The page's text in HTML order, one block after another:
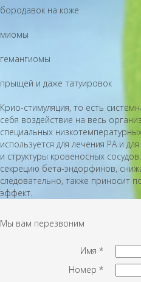
бородавок на коже
миомы
гемангиомы
прыщей и даже татуировок
Крио-стимуляция, то есть
себя воздействие на весь
специальных
используется для лечения РА и
и структуры кровеносных
секрецию бета-эндорфинов,
следовательно, также приносит
эффект.
Мы вам перезвоним
Имя*
Номер*